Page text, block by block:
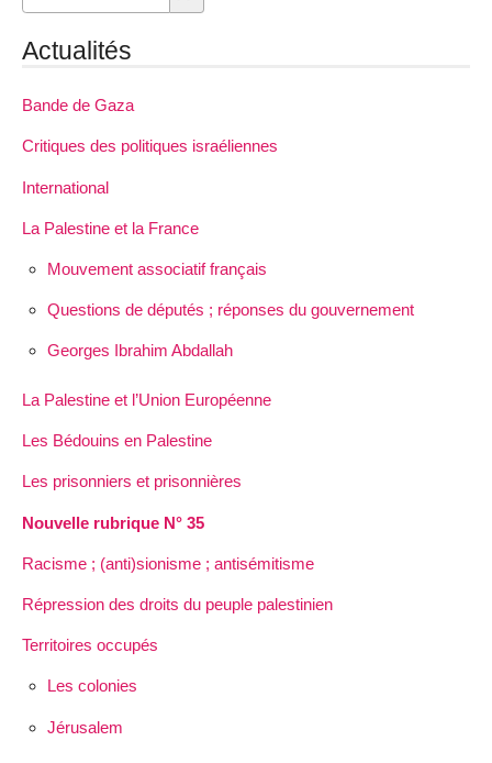
Actualités
Bande de Gaza
Critiques des politiques israéliennes
International
La Palestine et la France
Mouvement associatif français
Questions de députés ; réponses du gouvernement
Georges Ibrahim Abdallah
La Palestine et l’Union Européenne
Les Bédouins en Palestine
Les prisonniers et prisonnières
Nouvelle rubrique N° 35
Racisme ; (anti)sionisme ; antisémitisme
Répression des droits du peuple palestinien
Territoires occupés
Les colonies
Jérusalem